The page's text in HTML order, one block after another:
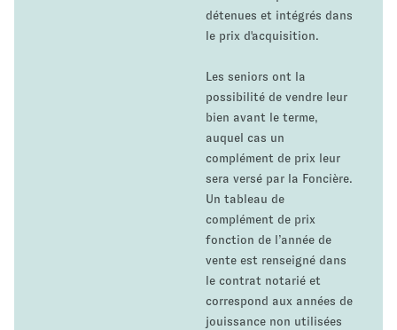
détenues et intégrés dans
le prix d'acquisition.
Les seniors ont la
possibilité de vendre leur
bien avant le terme,
auquel cas un
complément de prix leur
sera versé par la Foncière.
Un tableau de
complément de prix
fonction de l’année de
vente est renseigné dans
le contrat notarié et
correspond aux années de
jouissance non utilisées